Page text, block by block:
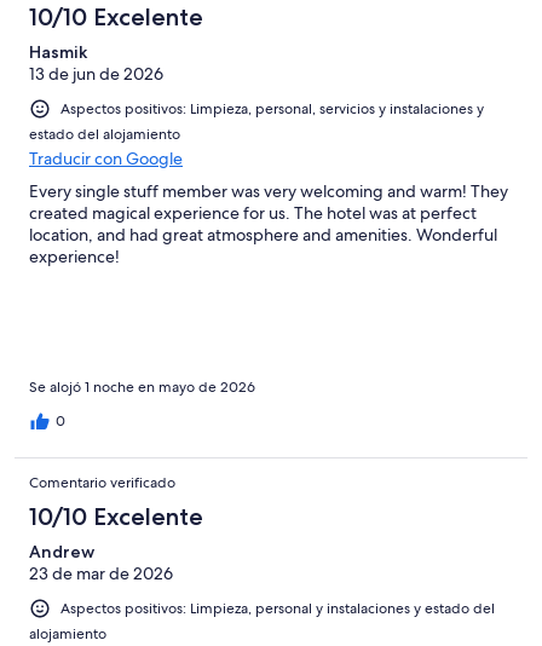
10/10 Excelente
Hasmik
13 de jun de 2026
Aspectos positivos: Limpieza, personal, servicios y instalaciones y
estado del alojamiento
Traducir con Google
Every single stuff member was very welcoming and warm! They
created magical experience for us. The hotel was at perfect
location, and had great atmosphere and amenities. Wonderful
experience!
Se alojó 1 noche en mayo de 2026
0
Comentario verificado
10/10 Excelente
Andrew
23 de mar de 2026
Aspectos positivos: Limpieza, personal y instalaciones y estado del
alojamiento